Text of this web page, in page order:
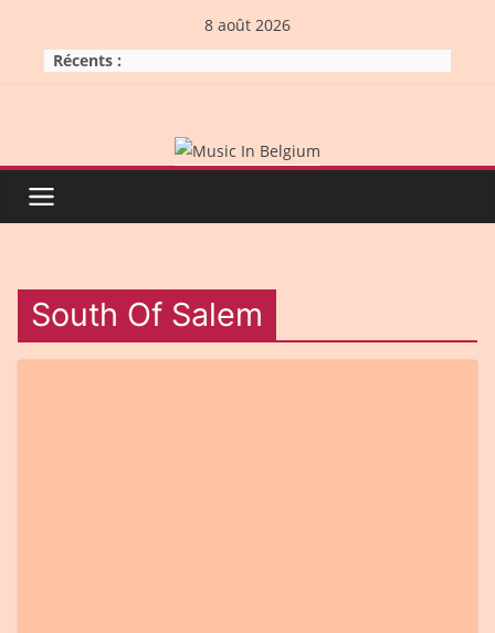
content
8 août 2026
Récents :
South Of Salem